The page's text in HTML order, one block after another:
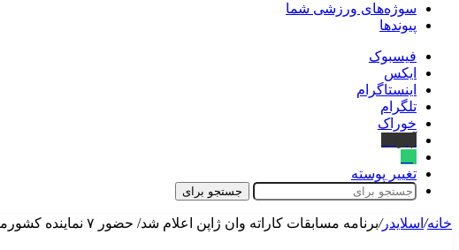
سوژه‌های ورزشی شما
پیوندها
فیسبوک
ایکس
اینستاگرام
تلگرام
خوراک
تغییر پوسته
جستجو برای
خانه/ اسلایدر/برنامه مسابقات کاراته وان ژاپن اعلام شد/ حضور ۷ نماینده کشورمان در روز نخست